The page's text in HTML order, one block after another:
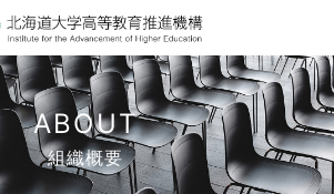
ABOUT
組織概要